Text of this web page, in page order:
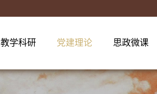
教学科研 党建理论 思政微课